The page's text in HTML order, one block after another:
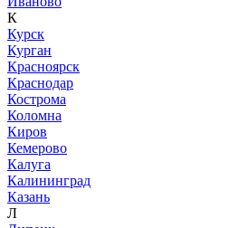
К
Курск
Курган
Красноярск
Краснодар
Кострома
Коломна
Киров
Кемерово
Калуга
Калининград
Казань
Л